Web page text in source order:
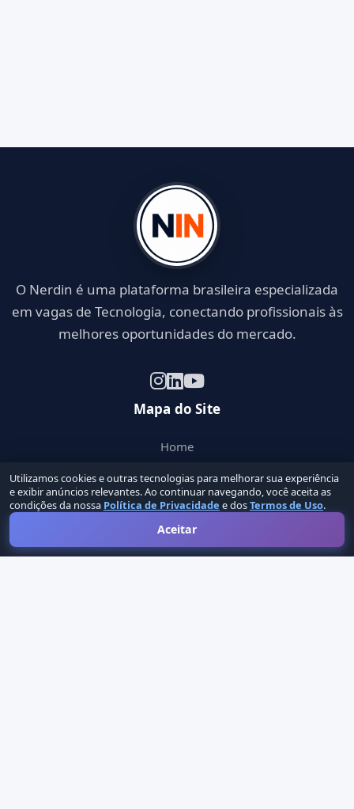
O Nerdin é uma plataforma brasileira especializada
em vagas de Tecnologia, conectando profissionais às
melhores oportunidades do mercado.
Mapa do Site
Home
Vagas
Empresas
Cursos
Blog
Utilizamos cookies e outras tecnologias para melhorar sua experiência
e exibir anúncios relevantes. Ao continuar navegando, você aceita as
condições da nossa Política de Privacidade e dosTermos de Uso.
Aceitar